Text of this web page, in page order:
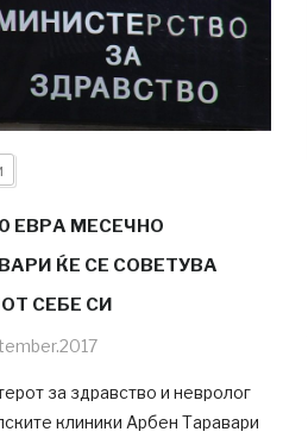
ЕВРА МЕСЕЧНО
ЌЕ СЕ СОВЕТУВА
СЕБЕ СИ
за здравство и невролог
клиники Арбен Таравари